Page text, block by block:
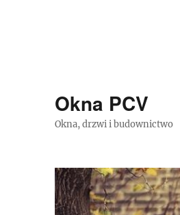
Okna PCV
Okna, drzwi i budownictwo